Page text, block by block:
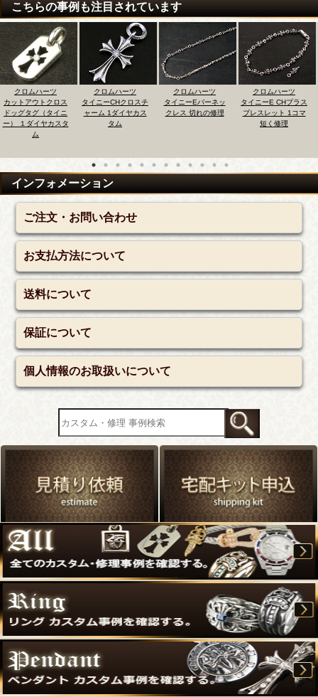
こちらの事例も注目されています
クロムハーツ
カットアウトクロス
ドッグタグ（タイニ
ー） １ダイヤカスタ
ム
クロムハーツ
タイニーCHクロスチ
ャーム 1ダイヤカス
タム
クロムハーツ
タイニーEバーネッ
クレス 切れの修理
クロムハーツ
タイニーE CHプラス
ブレスレット 1コマ
短く修理
インフォメーション
ご注文・お問い合わせ
お支払方法について
送料について
保証について
個人情報のお取扱いについて